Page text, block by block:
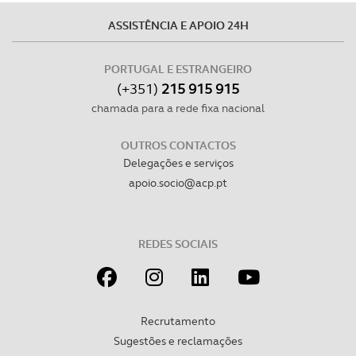
O ACP garantirá que as transferências internacionais de
dados pessoais serão realizadas apenas com o seu
consentimento e quando tal se afigure estritamente
Realçamos que o bloqueio de certo tipo de Cookies e
tecnologias similares pode ter impacto na sua
ASSISTÊNCIA E APOIO 24H
PORTUGAL E ESTRANGEIRO
(+351) 215 915 915
chamada para a rede fixa nacional
OUTROS CONTACTOS
Delegações e serviços
apoio.socio@acp.pt
REDES SOCIAIS
Recrutamento
Sugestões e reclamações